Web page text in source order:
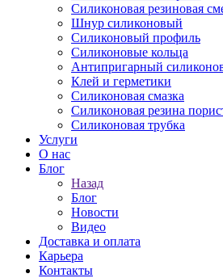
Силиконовая резиновая
Шнур силиконовый
Силиконовый профиль
Силиконовые кольца
Антипригарный
Клей и герметики
Силиконовая смазка
Силиконовая резина
Силиконовая трубка
Услуги
О нас
Блог
Назад
Блог
Новости
Видео
Доставка и оплата
Карьера
Контакты